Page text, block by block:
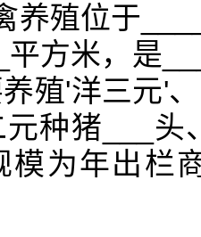
养殖位于
方米，是
殖'洋三元'
种猪___头
模为年出栏